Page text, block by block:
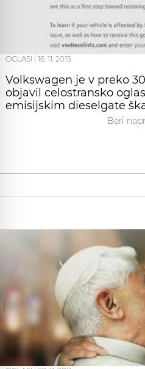
OGLASI 16. 11. 2015
Volkswagen je v preko
objavil celostransko
emisijskim dieselgate
Beri